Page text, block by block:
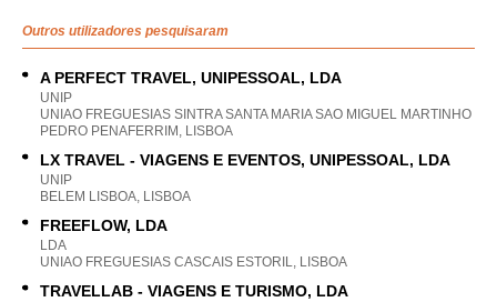
Outros utilizadores pesquisaram
A PERFECT TRAVEL, UNIPESSOAL, LDA
UNIP
UNIAO FREGUESIAS SINTRA SANTA MARIA SAO MIGUEL MARTINHO
PEDRO PENAFERRIM, LISBOA
LX TRAVEL - VIAGENS E EVENTOS, UNIPESSOAL, LDA
UNIP
BELEM LISBOA, LISBOA
FREEFLOW, LDA
LDA
UNIAO FREGUESIAS CASCAIS ESTORIL, LISBOA
TRAVELLAB - VIAGENS E TURISMO, LDA